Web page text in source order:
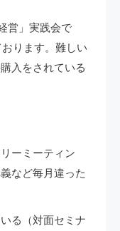
営」実践会で
ります。難しい
入をされている
ーミーティン
など毎月違った
る（対面セミナ